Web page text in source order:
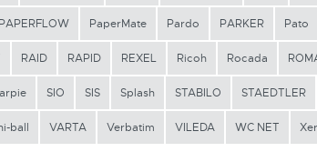
PAPERFLOW PaperMate Pardo PARKER Pato
RAID RAPID REXEL Ricoh Rocada
SIO SIS Splash STABILO STAEDTLER
ball VARTA Verbatim VILEDA WC NET